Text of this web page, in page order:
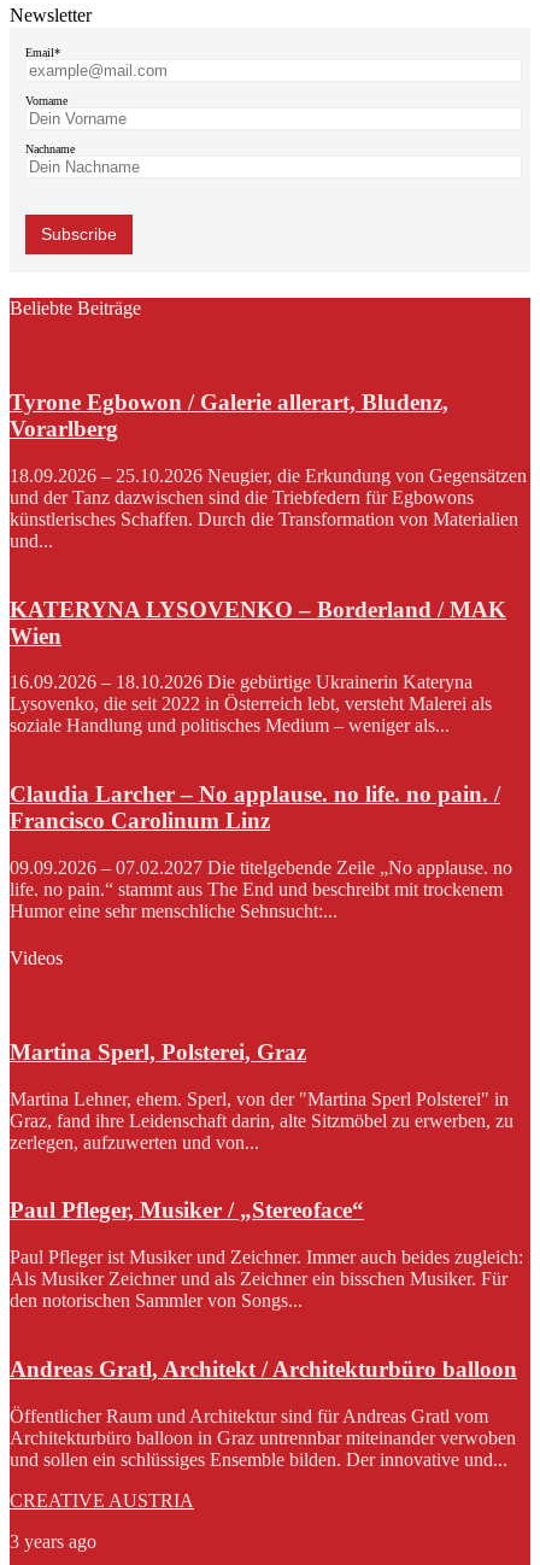
Newsletter
Email*
Vorname
Nachname
Beliebte Beiträge
Tyrone Egbowon / Galerie allerart, Bludenz,
Vorarlberg
18.09.2026 – 25.10.2026 Neugier, die Erkundung von Gegensätzen
und der Tanz dazwischen sind die Triebfedern für Egbowons
künstlerisches Schaffen. Durch die Transformation von Materialien
und...
KATERYNA LYSOVENKO – Borderland / MAK
Wien
16.09.2026 – 18.10.2026 Die gebürtige Ukrainerin Kateryna
Lysovenko, die seit 2022 in Österreich lebt, versteht Malerei als
soziale Handlung und politisches Medium – weniger als...
Claudia Larcher – No applause. no life. no pain. /
Francisco Carolinum Linz
09.09.2026 – 07.02.2027 Die titelgebende Zeile „No applause. no
life. no pain.“ stammt aus The End und beschreibt mit trockenem
Humor eine sehr menschliche Sehnsucht:...
Videos
Martina Sperl, Polsterei, Graz
Martina Lehner, ehem. Sperl, von der "Martina Sperl Polsterei" in
Graz, fand ihre Leidenschaft darin, alte Sitzmöbel zu erwerben, zu
zerlegen, aufzuwerten und von...
Paul Pfleger, Musiker / „Stereoface“
Paul Pfleger ist Musiker und Zeichner. Immer auch beides zugleich:
Als Musiker Zeichner und als Zeichner ein bisschen Musiker. Für
den notorischen Sammler von Songs...
Andreas Gratl, Architekt / Architekturbüro balloon
Öffentlicher Raum und Architektur sind für Andreas Gratl vom
Architekturbüro balloon in Graz untrennbar miteinander verwoben
und sollen ein schlüssiges Ensemble bilden. Der innovative und...
CREATIVE AUSTRIA
3 years ago